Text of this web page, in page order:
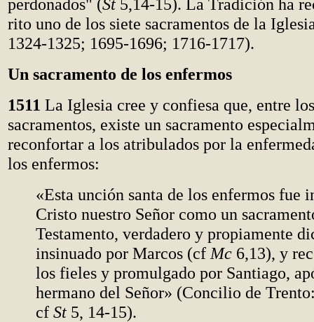
perdonados" (St 5,14-15). La Tradición ha
rito uno de los siete sacramentos de la
1324-1325; 1695-1696; 1716-1717).
Un sacramento de los enfermos
1511 La Iglesia cree y confiesa que, entre
sacramentos, existe un sacramento
reconfortar a los atribulados por la
los enfermos:
«Esta unción santa de los enfermos fue
Cristo nuestro Señor como un
Testamento, verdadero y propiamente
insinuado por Marcos (cf Mc 6,13), y
los fieles y promulgado por Santiago,
hermano del Señor» (Concilio de
cf St 5, 14-15).